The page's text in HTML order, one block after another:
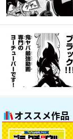
オススメ作品